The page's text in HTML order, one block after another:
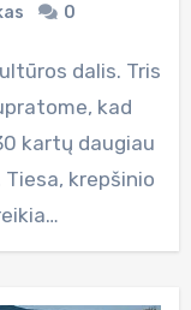
0
kad
kartų daugiau
krepšinio